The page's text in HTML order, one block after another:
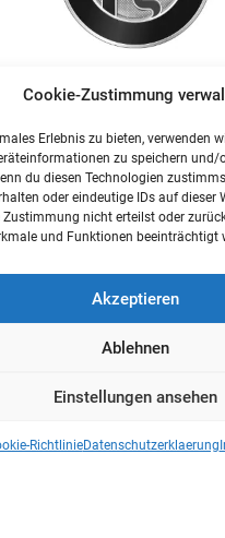
Cookie-Zustimmung
Erlebnis zu bieten, verwenden
zu speichern und/
du diesen Technologien
oder eindeutige IDs auf dieser
Zustimmung nicht erteilst oder
und Funktionen beeinträchtigt
Akzeptieren
Ablehnen
Einstellungen ansehen
RichtlinieDatenschutzerklaerung